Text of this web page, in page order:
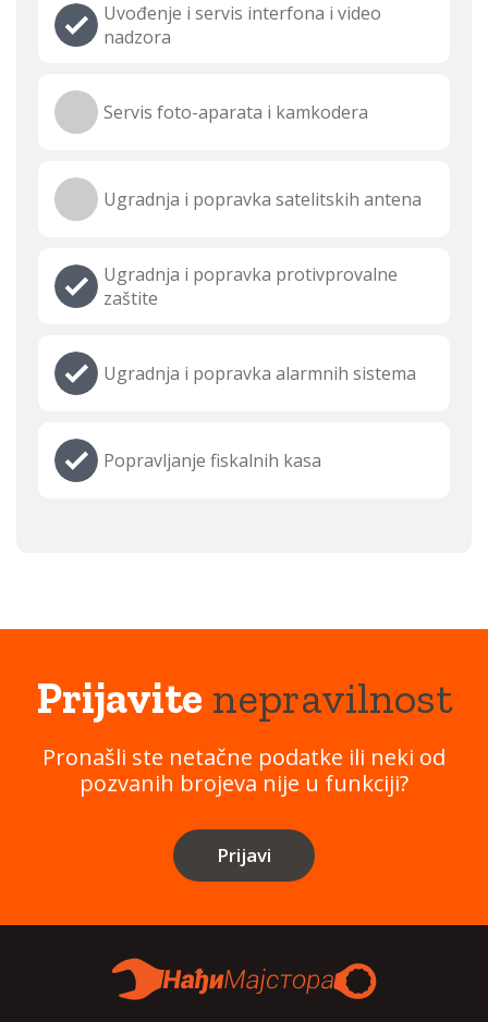
Uvođenje i servis interfona i video
nadzora
Servis foto-aparata i kamkodera
Ugradnja i popravka satelitskih antena
Ugradnja i popravka protivprovalne
zaštite
Ugradnja i popravka alarmnih sistema
Popravljanje fiskalnih kasa
Prijavitenepravilnost
Pronašli ste netačne podatke ili neki od
pozvanih brojeva nije u funkciji?
Prijavi